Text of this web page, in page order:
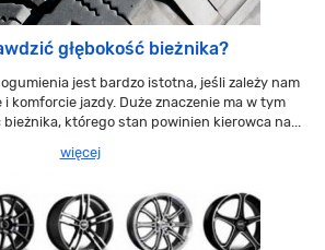
głębokość bieżnika?
jest bardzo istotna, jeśli zależy nam
komforcie jazdy. Duże znaczenie ma w tym
którego stan powinien kierowca na...
więcej